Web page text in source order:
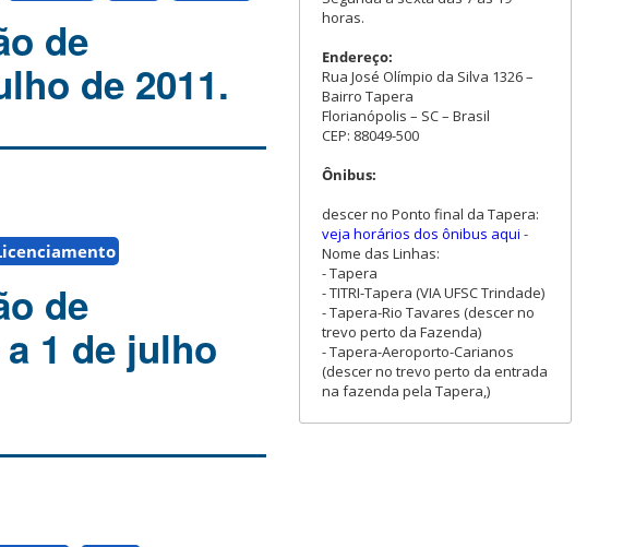
de
de 2011.
de
1 de julho
horas.
Endereço:
Rua José Olímpio da Silva 1326 –
Bairro Tapera
Florianópolis – SC – Brasil
CEP: 88049-500
Ônibus:
descer no Ponto final da Tapera:
veja horários dos ônibus aqui -
Nome das Linhas:
- Tapera
- TITRI-Tapera (VIA UFSC Trindade)
- Tapera-Rio Tavares (descer no
trevo perto da Fazenda)
- Tapera-Aeroporto-Carianos
(descer no trevo perto da entrada
na fazenda pela Tapera,)